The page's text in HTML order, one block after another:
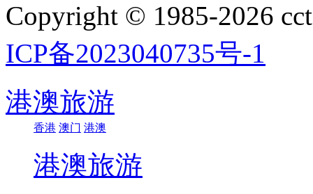
Copyright © 1985-2026
ICP备2023040735号-1
港澳旅游
香港 澳门 港澳
港澳旅游